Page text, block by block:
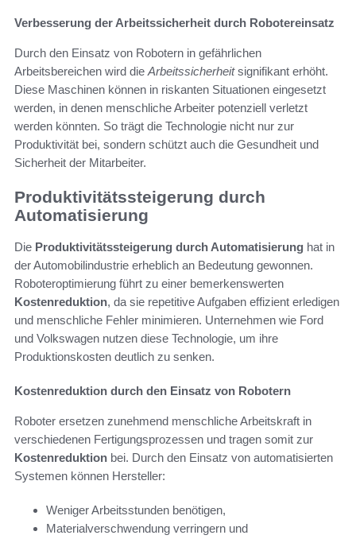
Verbesserung der Arbeitssicherheit durch Robotereinsatz
Durch den Einsatz von Robotern in gefährlichen
Arbeitsbereichen wird die Arbeitssicherheitsignifikant erhöht.
Diese Maschinen können in riskanten Situationen eingesetzt
werden, in denen menschliche Arbeiter potenziell verletzt
werden könnten. So trägt die Technologie nicht nur zur
Produktivität bei, sondern schützt auch die Gesundheit und
Sicherheit der Mitarbeiter.
Produktivitätssteigerung durch
Automatisierung
Die Produktivitätssteigerung durch Automatisierung hat in
der Automobilindustrie erheblich an Bedeutung gewonnen.
Roboteroptimierung führt zu einer bemerkenswerten
Kostenreduktion, da sie repetitive Aufgaben effizient erledigen
und menschliche Fehler minimieren. Unternehmen wie Ford
und Volkswagen nutzen diese Technologie, um ihre
Produktionskosten deutlich zu senken.
Kostenreduktion durch den Einsatz von Robotern
Roboter ersetzen zunehmend menschliche Arbeitskraft in
verschiedenen Fertigungsprozessen und tragen somit zur
Kostenreduktion bei. Durch den Einsatz von automatisierten
Systemen können Hersteller:
Weniger Arbeitsstunden benötigen,
Materialverschwendung verringern und